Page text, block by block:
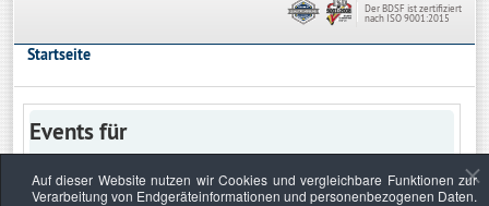
Der BDSF ist zertifiziert
nach ISO 9001:2015
Startseite
Events für
Auf dieser Website nutzen wir Cookies und vergleichbare Funktionen zur
Verarbeitung von Endgeräteinformationen und personenbezogenen Daten.